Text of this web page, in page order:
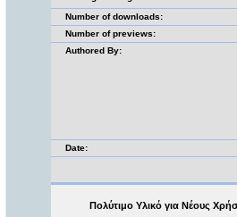
Number of downloads:
Number of previews:
Authored By:
Date:
Πολύτιμο Υλικό για Νέους